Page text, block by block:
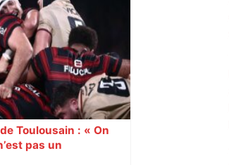
Toulousain : « On
pas un